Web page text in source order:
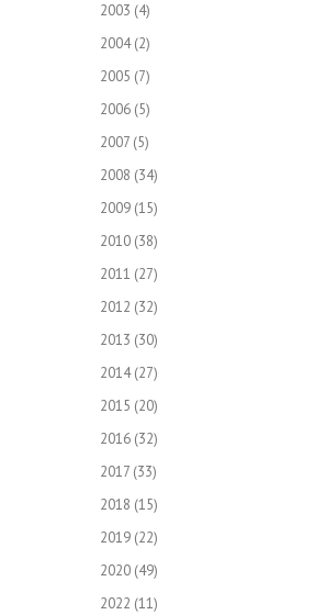
2003 (4)
2004(2)
2005 (7)
2006 (5)
2007 (5)
2008 (34)
2009 (15)
2010 (38)
2011 (27)
2012 (32)
2013 (30)
2014(27)
2015 (20)
2016 (32)
2017 (33)
2018 (15)
2019 (22)
2020 (49)
2022 (11)